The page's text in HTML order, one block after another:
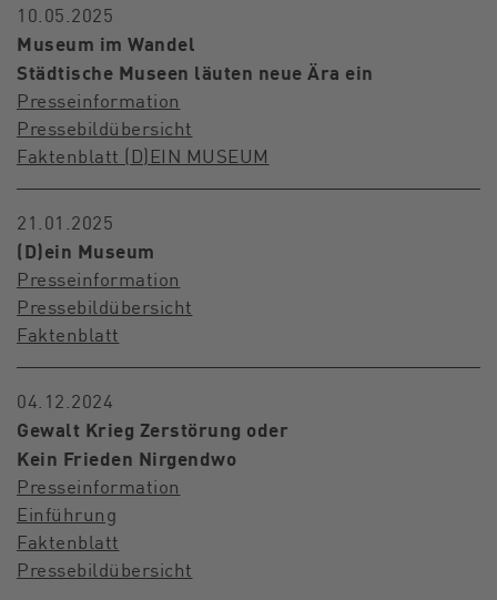
10.05.2025
Museum im Wandel
Städtische Museen läuten neue Ära ein
Presseinformation
Pressebildübersicht
Faktenblatt (D)EIN MUSEUM
21.01.2025
(D)ein Museum
Presseinformation
Pressebildübersicht
Faktenblatt
04.12.2024
Gewalt Krieg Zerstörung oder
Kein Frieden Nirgendwo
Presseinformation
Einführung
Faktenblatt
Pressebildübersicht